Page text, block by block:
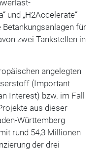
und „H2Accelerate“
für
zwei Tankstellen in
angelegten
(Important
Interest) bzw. im Fall
aus dieser
Württemberg
rund 54,3 Millionen
der drei